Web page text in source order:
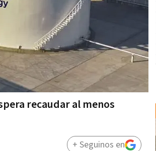
recaudar al menos
+ Seguinos en